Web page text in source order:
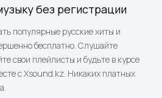
без регистрации
популярные русские хиты и
бесплатно. Слушайте
свои плейлисты и будьте в курсе
с Xsound.kz. Никаких платных
Сладкий дым на
крыши,
Поднимается
солнце всё выше и
выше,